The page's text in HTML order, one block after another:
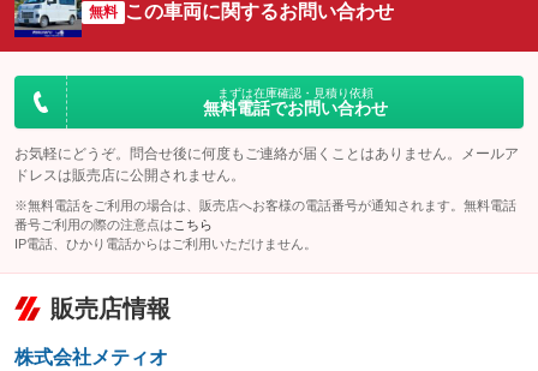
リフトアップ
：装備なし パワーステアリング
：装備あり
ダウンヒルアシストコントロール
パワーウィンドウ
：装備あり 盗難防止システム
：装備あり
：装備なし
USB入力端子
：装備なし
100V電源
：装備なし
：装備なし
給水タンク
：装備なし
温水設備
：装備なし
ビジュアル
：装備なし
革シート
：装備なし ハーフレザーシート
：装備なし
：装備あり ：装備あり
HID(キセノンライト)
バックカメラ
：装備あり
：装備なし ：装備あり
ローダウン
：装備なし
パワーシート
：装備なし
無料 この車両に関するお問い合わせ
まずは在庫確認・見積り依頼
無料電話でお問い合わせ
お気軽にどうぞ。問合せ後に何度もご連絡が届くことはありません。メールア
ドレスは販売店に公開されません。
※無料電話をご利用の場合は、販売店へお客様の電話番号が通知されます。無料電話
番号ご利用の際の注意点は こちら
IP電話、ひかり電話からはご利用いただけません。
販売店情報
株式会社メティオ